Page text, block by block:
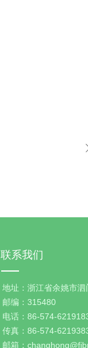
联系我们
地址：浙江省余姚市
邮编：315480
电话：86-574-
传真：86-574-
邮箱：